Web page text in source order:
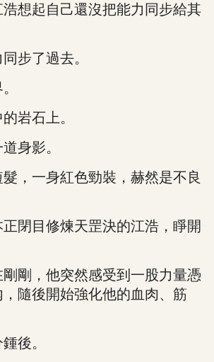
起自己還沒把能力同步給其
了過去。
岩石上。
身影。
一身紅色勁裝，赫然是不良
目修煉天罡決的江浩，睜開
，他突然感受到一股力量憑
隨後開始強化他的血肉、筋
後。